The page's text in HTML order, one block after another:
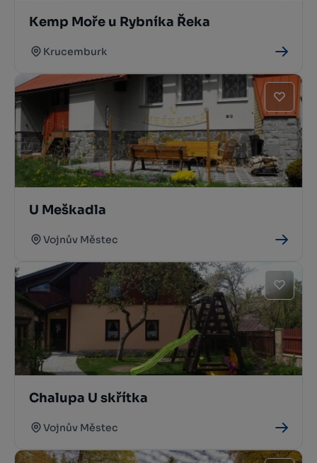
Kemp Moře u Rybníka Řeka
Krucemburk
U Meškadla
Vojnův Městec
Chalupa U skřítka
Vojnův Městec